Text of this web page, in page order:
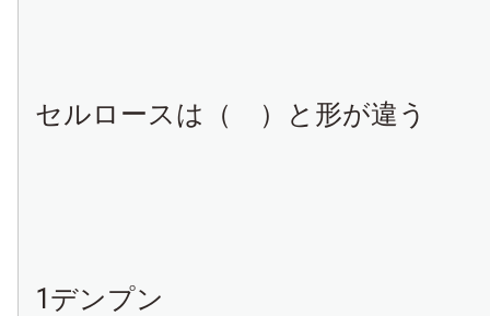
セルロースは（ ）と形が違う
1デンプン